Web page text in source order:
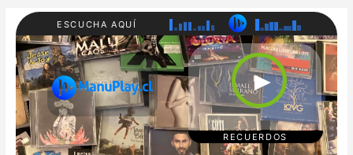
ESCUCHA AQUÍ
RADI
O
MAN
UPL
AY
80'S
90'S
200
0'S
REC
UER
DOS
CUM
POP/
►
RECUERDOS